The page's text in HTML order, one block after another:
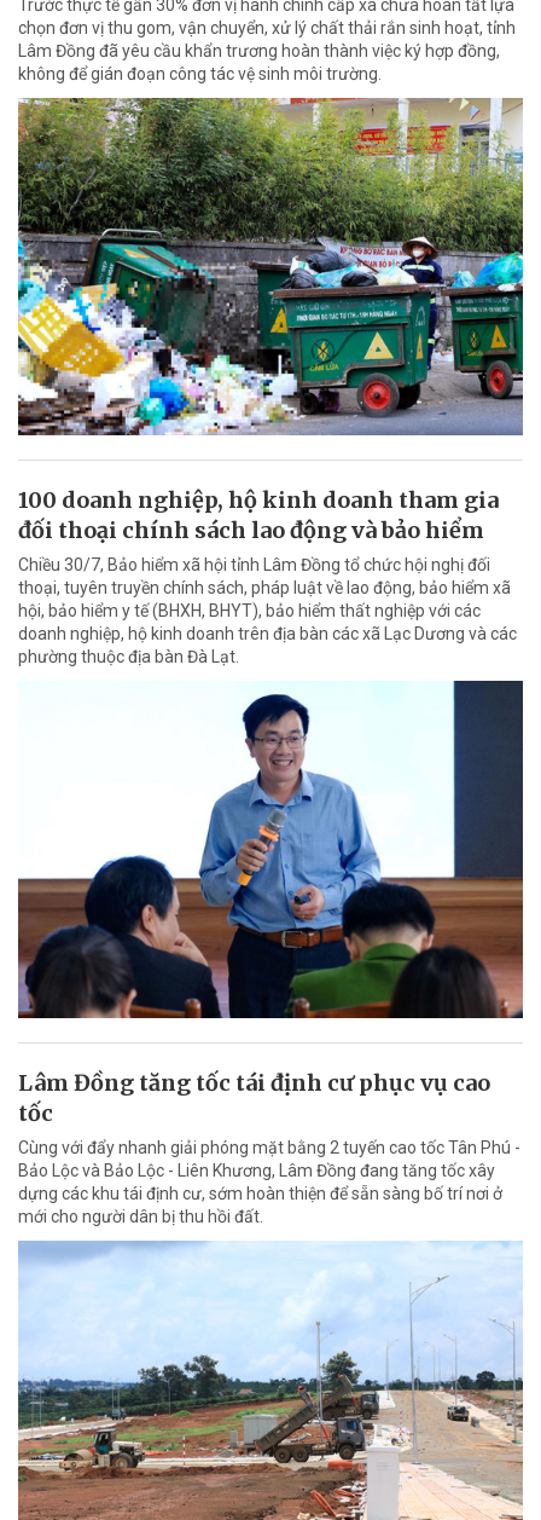
Trước thực tế gần 30% đơn vị hành chính cấp xã chưa hoàn tất lựa
chọn đơn vị thu gom, vận chuyển, xử lý chất thải rắn sinh hoạt, tỉnh
Lâm Đồng đã yêu cầu khẩn trương hoàn thành việc ký hợp đồng,
không để gián đoạn công tác vệ sinh môi trường.
100 doanh nghiệp, hộ kinh doanh tham gia
đối thoại chính sách lao động và bảo hiểm
Chiều 30/7, Bảo hiểm xã hội tỉnh Lâm Đồng tổ chức hội nghị đối
thoại, tuyên truyền chính sách, pháp luật về lao động, bảo hiểm xã
hội, bảo hiểm y tế (BHXH, BHYT), bảo hiểm thất nghiệp với các
doanh nghiệp, hộ kinh doanh trên địa bàn các xã Lạc Dương và các
phường thuộc địa bàn Đà Lạt.
Lâm Đồng tăng tốc tái định cư phục vụ cao
tốc
Cùng với đẩy nhanh giải phóng mặt bằng 2 tuyến cao tốc Tân Phú -
Bảo Lộc và Bảo Lộc - Liên Khương, Lâm Đồng đang tăng tốc xây
dựng các khu tái định cư, sớm hoàn thiện để sẵn sàng bố trí nơi ở
mới cho người dân bị thu hồi đất.